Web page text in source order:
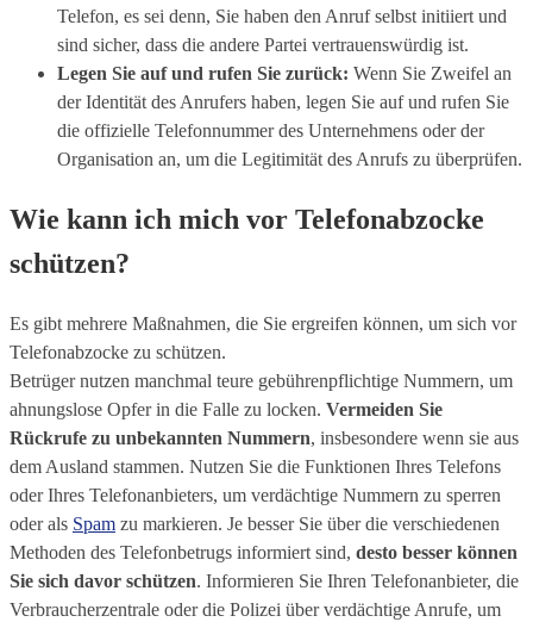
Telefon, es sei denn, Sie haben den Anruf selbst initiiert und
sind sicher, dass die andere Partei vertrauenswürdig ist.
Legen Sie auf und rufen Sie zurück: Wenn Sie Zweifel an
der Identität des Anrufers haben, legen Sie auf und rufen Sie
die offizielle Telefonnummer des Unternehmens oder der
Organisation an, um die Legitimität des Anrufs zu überprüfen.
Wie kann ich mich vor Telefonabzocke
schützen?
Es gibt mehrere Maßnahmen, die Sie ergreifen können, um sich vor
Telefonabzocke zu schützen.
Betrüger nutzen manchmal teure gebührenpflichtige Nummern, um
ahnungslose Opfer in die Falle zu locken. Vermeiden Sie
Rückrufe zu unbekannten Nummern, insbesondere wenn sie aus
dem Ausland stammen. Nutzen Sie die Funktionen Ihres Telefons
oder Ihres Telefonanbieters, um verdächtige Nummern zu sperren
oder als Spam zu markieren. Je besser Sie über die verschiedenen
Methoden des Telefonbetrugs informiert sind, desto besser können
Sie sich davor schützen. Informieren Sie Ihren Telefonanbieter, die
Verbraucherzentrale oder die Polizei über verdächtige Anrufe, um